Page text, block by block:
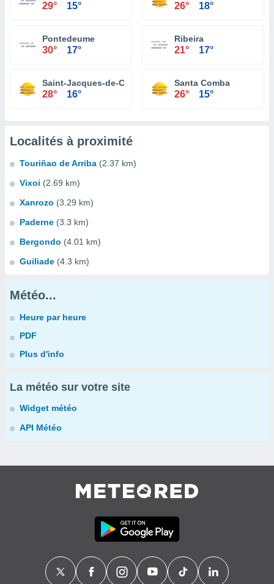
29° 15° 26° 18°
Pontedeume
30° 17°
Ribeira
21° 17°
Saint-Jacques-de-Compostelle
28° 16°
Santa Comba
26° 15°
Localités à proximité
Touriñao de Arriba (2.37 km)
Vixoi (2.69 km)
Xanrozo (3.29 km)
Paderne (3.3 km)
Bergondo (4.01 km)
Guiliade (4.3 km)
Météo...
Heure par heure
PDF
Plus d'info
La météo sur votre site
Widget météo
API Météo